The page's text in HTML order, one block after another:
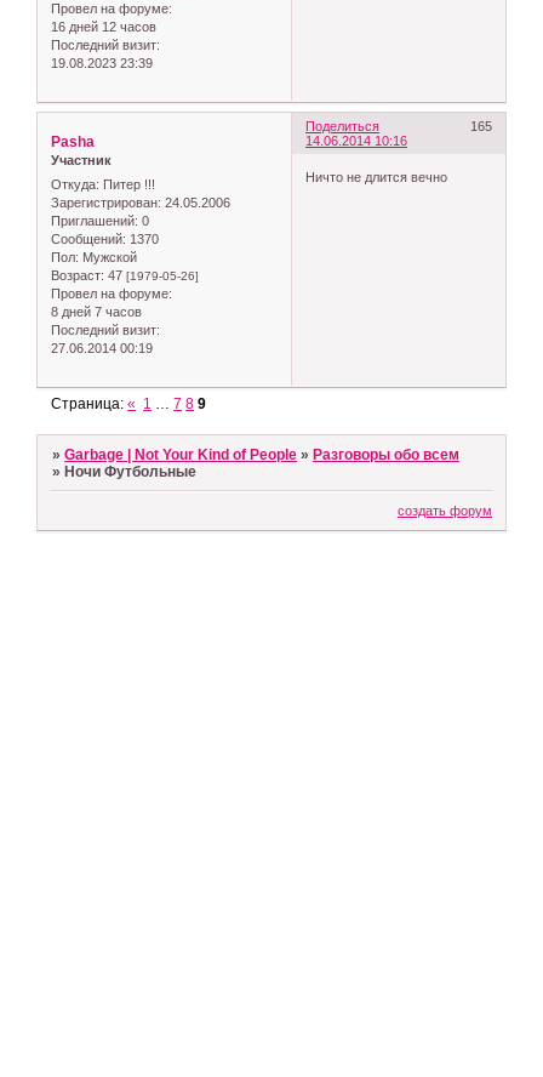
Провел на форуме:
16 дней 12 часов
Последний визит:
19.08.2023 23:39
Поделиться
165
14.06.2014 10:16
Pasha
Участник
Откуда: Питер !!!
Зарегистрирован: 24.05.2006
Приглашений: 0
Сообщений: 1370
Пол: Мужской
Возраст: 47 [1979-05-26]
Провел на форуме:
8 дней 7 часов
Последний визит:
27.06.2014 00:19
Ничто не длится вечно
Страница:« 1 … 7 8 9
»Garbage | Not Your Kind of People » Разговоры обо всем
» Ночи Футбольные
создать форум